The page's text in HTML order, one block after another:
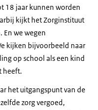
18 jaar kunnen worden
kijkt het Zorginstituut
we wegen
kijken bijvoorbeeld naar
op school als een kind
heeft.
het uitgangspunt van de
zorg vergoed,